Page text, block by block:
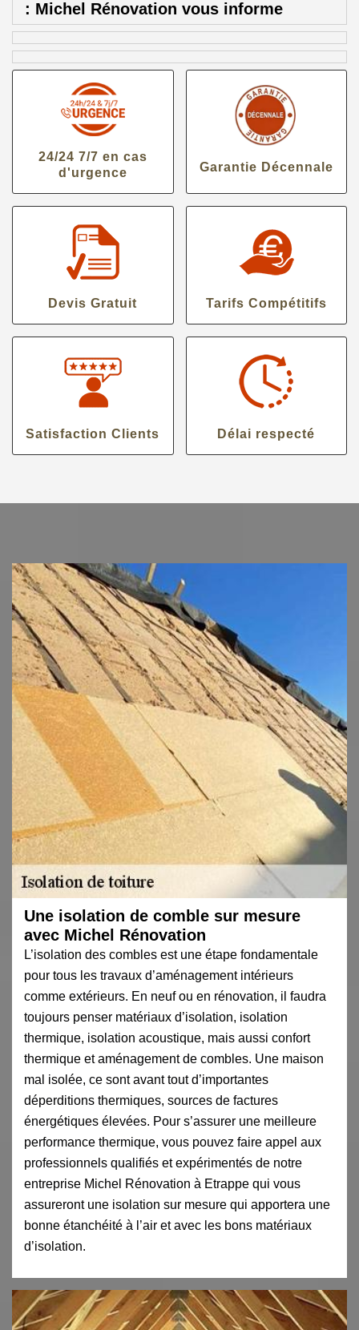
: Michel Rénovation vous informe
24/24 7/7 en cas
d'urgence
Garantie Décennale
Devis Gratuit Tarifs Compétitifs
Satisfaction Clients Délai respecté
Une isolation de comble sur mesure
avec Michel Rénovation
L’isolation des combles est une étape fondamentale
pour tous les travaux d’aménagement intérieurs
comme extérieurs. En neuf ou en rénovation, il faudra
toujours penser matériaux d’isolation, isolation
thermique, isolation acoustique, mais aussi confort
thermique et aménagement de combles. Une maison
mal isolée, ce sont avant tout d’importantes
déperditions thermiques, sources de factures
énergétiques élevées. Pour s’assurer une meilleure
performance thermique, vous pouvez faire appel aux
professionnels qualifiés et expérimentés de notre
entreprise Michel Rénovation à Etrappe qui vous
assureront une isolation sur mesure qui apportera une
bonne étanchéité à l’air et avec les bons matériaux
d’isolation.